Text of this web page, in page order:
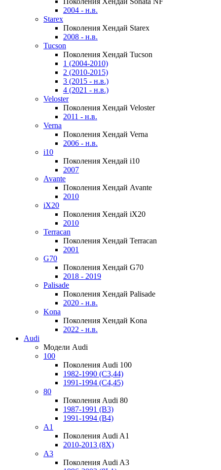
2004 - н.в.
Starex
Поколения Хендай Starex
2008 - н.в.
Tucson
Поколения Хендай Tucson
1 (2004-2010)
2 (2010-2015)
3 (2015 - н.в.)
4 (2021 - н.в.)
Veloster
Поколения Хендай Veloster
2011 - н.в.
Verna
Поколения Хендай Verna
2006 - н.в.
i10
Поколения Хендай i10
2007
Avante
Поколения Хендай Avante
2010
iX20
Поколения Хендай iX20
2010
Terracan
Поколения Хендай Terracan
2001
G70
Поколения Хендай G70
2018 - 2019
Palisade
Поколения Хендай Palisade
2020 - н.в.
Kona
Поколения Хендай Kona
2022 - н.в.
Audi
Модели Audi
100
Поколения Audi 100
1982-1990 (С3,44)
1991-1994 (С4,45)
80
Поколения Audi 80
1987-1991 (B3)
1991-1994 (B4)
A1
Поколения Audi A1
2010-2013 (8X)
A3
Поколения Audi A3